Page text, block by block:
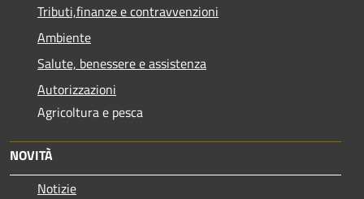
Tributi,finanze e contravvenzioni
Ambiente
Salute, benessere e assistenza
Autorizzazioni
Agricoltura e pesca
NOVITÀ
Notizie